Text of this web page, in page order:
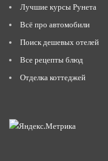
Лучшие курсы Рунета
Всё про автомобили
Поиск дешевых отелей
Все рецепты блюд
Отделка коттеджей